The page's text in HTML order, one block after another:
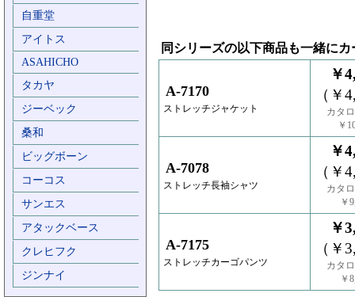
自重堂
アイトス
ASAHICHO
タカヤ
ジーベック
桑和
ビッグボーン
コーコス
サンエス
アタックベース
クレヒフク
ジンナイ
同シリーズの以下商品も一緒に
A-7170
ストレッチジャケット
￥
（￥
カタ
￥
A-7078
ストレッチ長袖シャツ
￥
（￥
カタ
￥
A-7175
ストレッチカーゴパンツ
￥
（￥
カタ
￥